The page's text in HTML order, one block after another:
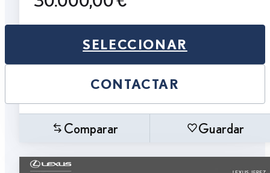
SELECCIONAR
CONTACTAR
Comparar Guardar